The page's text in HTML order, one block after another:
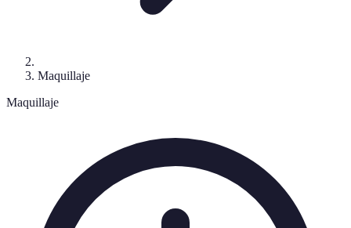
Maquillaje
Maquillaje